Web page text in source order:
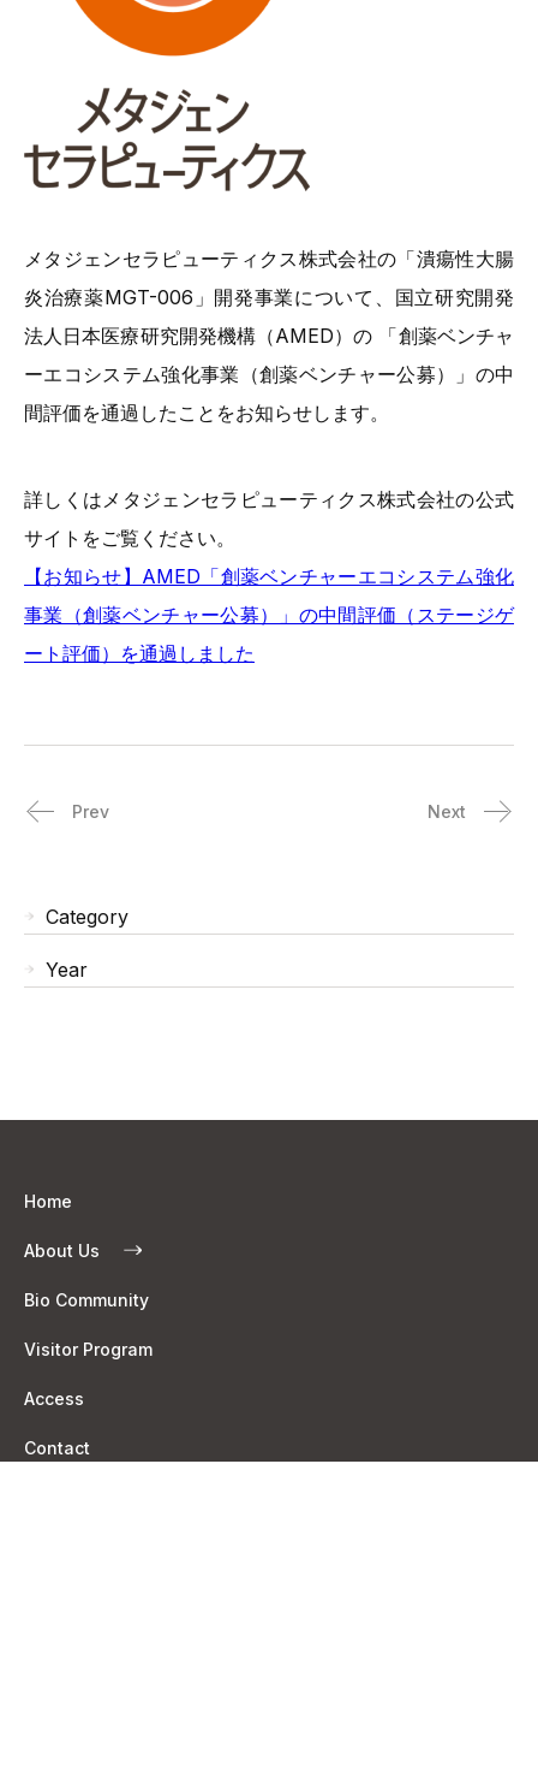
Category
Year
メタジェンセラピューティクス株式会社の「潰瘍性大腸
炎治療薬MGT-006」開発事業について、国立研究開発
法人日本医療研究開発機構（AMED）の 「創薬ベンチャ
ーエコシステム強化事業（創薬ベンチャー公募）」の中
間評価を通過したことをお知らせします。
詳しくはメタジェンセラピューティクス株式会社の公式
サイトをご覧ください。
【お知らせ】AMED「創薬ベンチャーエコシステム強化
事業（創薬ベンチャー公募）」の中間評価（ステージゲ
ート評価）を通過しました
Prev Next
Home
About Us
Bio Community
Visitor Program
Access
Contact